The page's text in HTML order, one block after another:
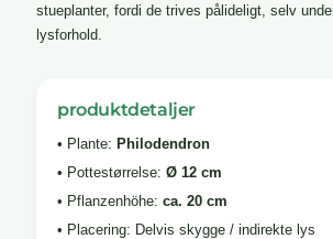
stueplanter, fordi de trives pålideligt, selv
lysforhold.
produktdetaljer
• Plante: Philodendron
• Pottestørrelse: Ø 12 cm
• Pflanzenhöhe: ca. 20 cm
• Placering: Delvis skygge / indirekte lys